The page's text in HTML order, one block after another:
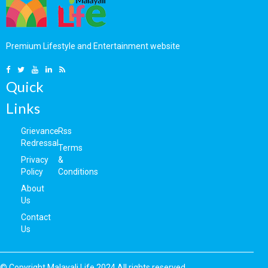
എം.വി.ഡിയുടെ പ്രഹരം;
Premium Lifestyle and Entertainment website
Quick
Links
Grievance
Redressal
Privacy
Policy
About
Us
Contact
Us
Rss
Terms
&
Conditions